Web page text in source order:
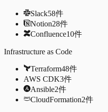
Slack58件
Notion28件
Confluence10件
Infrastructure as Code
Terraform48件
AWS CDK3件
Ansible2件
CloudFormation2件